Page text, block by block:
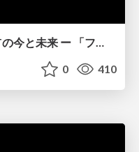
基調講演：人とAIをつなぐIoTの今と未来 ー 「フィジカル」と「デジタル」が出会うその先へ【SORACOM Discovery 2026】
0 410